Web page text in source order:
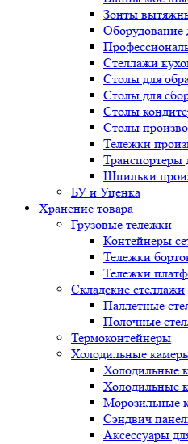
Зонты
Оборудование
Стеллажи
Столы для
Столы для
Столы
Столы
Тележки
Транспортеры
Шпильки
БУ и Уценка
Хранение товара
Грузовые тележки
Контейнеры
Тележки
Тележки
Складские стеллажи
Паллетные
Полочные
Термоконтейнеры
Холодильные
Холодильные
Холодильные
Морозильные
Сэндвич
Аксессуары